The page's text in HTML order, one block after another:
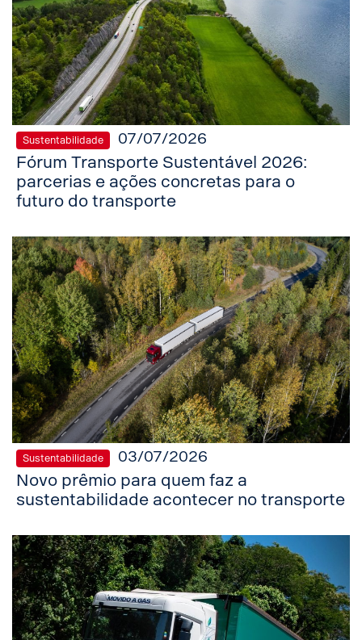
Sustentabilidade 07/07/2026
Fórum Transporte Sustentável 2026:
parcerias e ações concretas para o
futuro do transporte
Sustentabilidade 03/07/2026
Novo prêmio para quem faz a
sustentabilidade acontecer no transporte